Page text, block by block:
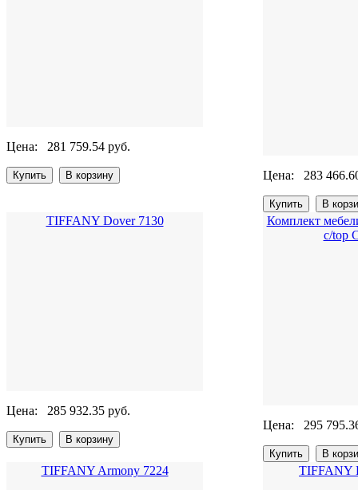
Цена: 281 759.54 руб.
Цена: 283
TIFFANY Dover 7130
Цена: 285 932.35 руб.
Комплект
c/top
Цена: 295
TIFFANY Armony 7224 TIFFANY